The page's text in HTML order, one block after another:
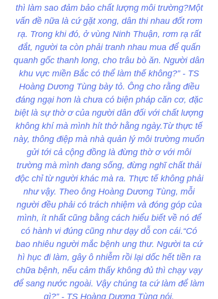
thì làm sao đảm bảo chất lượng môi trường?Một
vấn đề nữa là cứ gặt xong, dân thi nhau đốt rơm
rạ. Trong khi đó, ở vùng Ninh Thuận, rơm rạ rất
đắt, người ta còn phải tranh nhau mua để quấn
quanh gốc thanh long, cho trâu bò ăn. Người dân
khu vực miền Bắc có thể làm thế không?” - TS
Hoàng Dương Tùng bày tỏ. Ông cho rằng điều
đáng ngại hơn là chưa có biện pháp căn cơ, đặc
biệt là sự thờ ơ của người dân đối với chất lượng
không khí mà mình hít thở hằng ngày.Từ thực tế
này, thông điệp mà nhà quản lý môi trường muốn
gửi tới cả cộng đồng là đừng thờ ơ với môi
trường mà mình đang sống, đừng nghĩ chất thải
độc chỉ từ người khác mà ra. Thực tế không phải
như vậy. Theo ông Hoàng Dương Tùng, mỗi
người đều phải có trách nhiệm và đóng góp của
mình, ít nhất cũng bằng cách hiểu biết về nó để
có hành vi đúng cũng như dạy dỗ con cái.“Có
bao nhiêu người mắc bệnh ung thư. Người ta cứ
hì hục đi làm, gây ô nhiễm rồi lại dốc hết tiền ra
chữa bệnh, nếu cảm thấy không đủ thì chạy vạy
để sang nước ngoài. Vậy chúng ta cứ làm để làm
gì?” - TS Hoàng Dương Tùng nói.